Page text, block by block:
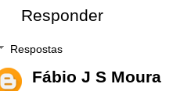
Responder
Respostas
Fábio J S Moura